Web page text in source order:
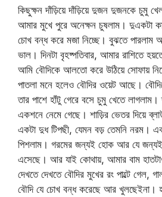
কিছুক্ষন দাঁড়িয়ে দাঁড়িয়ে দুজন দুজনকে চুমু
আমার মুখে পুরে অনেক্ষন চুষলাম। দুএকটা
চোখ বন্ধ করে মজা নিচ্ছে। বুঝতে
ভাল। দিনটা বৃহষ্পতিবার, আমার রাশিতে
আমি বৌদিকে আলতো করে উঠিয়ে সোফায়
পাতলা মনে হলেও বৌদির ওয়েট আছে।
তার পাশে হাঁটু গেরে বসে চুমু খেতে
একশনে নেমে গেছে। শাড়ির ভেতর দিয়ে
একটা দুধ টিপছী, যেমন বড় তেমনি নরম।
পিশলাম। গরমের জন্যই হোক আর যে
এসেছে। আর যাই কোথায়, আমার বাম
দেখতে দেখতে বৌদির মুখের রং পাল্টে গেল,
বৌদি যে চোখ বন্ধ করেছে আর খুলছেইনা।